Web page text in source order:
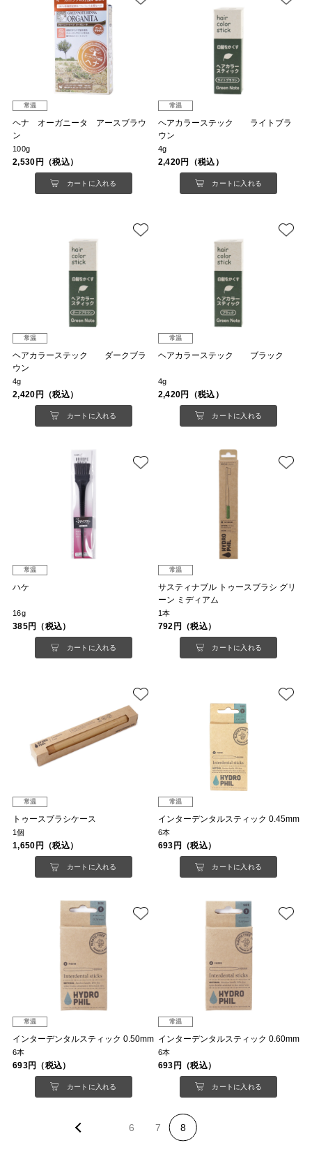
常温
ヘナ オーガニータ アースブラウ
ン
100g
2,530円（税込）
カートに入れる
常温
ヘアカラーステック ライトブラ
ウン
4g
2,420円（税込）
カートに入れる
常温
ヘアカラーステック ダークブラ
ウン
4g
2,420円（税込）
カートに入れる
常温
ヘアカラーステック ブラック
4g
2,420円（税込）
カートに入れる
常温
ハケ
16g
385円（税込）
カートに入れる
常温
サスティナブル トゥースブラシ グリ
ーン ミディアム
1本
792円（税込）
カートに入れる
常温
トゥースブラシケース
1個
1,650円（税込）
カートに入れる
常温
インターデンタルスティック 0.45mm
6本
693円（税込）
カートに入れる
常温
インターデンタルスティック 0.50mm
6本
693円（税込）
カートに入れる
常温
インターデンタルスティック 0.60mm
6本
693円（税込）
カートに入れる
6 7 8